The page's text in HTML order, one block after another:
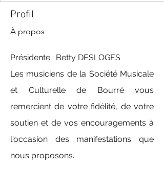
Profil
À propos
Présidente : Betty DESLOGES
Les musiciens de la Société Musicale
et Culturelle de Bourré vous
remercient de votre fidélité, de votre
soutien et de vos encouragements à
l'occasion des manifestations que
nous proposons.